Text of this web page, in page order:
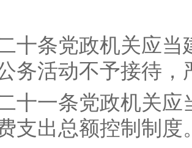
条党政机关应当
务活动不予接待
一条党政机关应
支出总额控制制度